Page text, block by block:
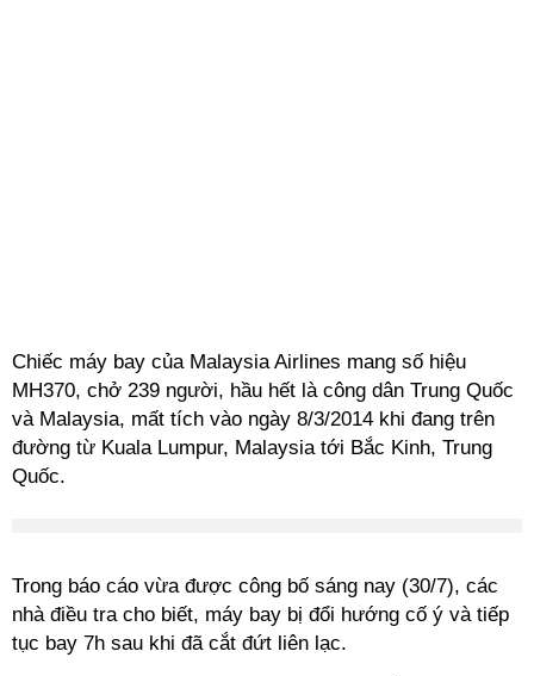
Chiếc máy bay của Malaysia Airlines mang số hiệu
MH370, chở 239 người, hầu hết là công dân Trung Quốc
và Malaysia, mất tích vào ngày 8/3/2014 khi đang trên
đường từ Kuala Lumpur, Malaysia tới Bắc Kinh, Trung
Quốc.
Trong báo cáo vừa được công bố sáng nay (30/7), các
nhà điều tra cho biết, máy bay bị đổi hướng cố ý và tiếp
tục bay 7h sau khi đã cắt đứt liên lạc.